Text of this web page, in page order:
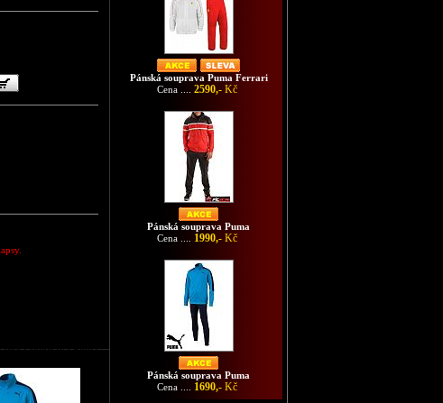
souprava Puma
Pánská souprava Puma Ferrari
Cena .... 2590,- Kč
Pánská souprava Puma
Cena .... 1990,- Kč
Pánská souprava Puma
Cena .... 1690,- Kč